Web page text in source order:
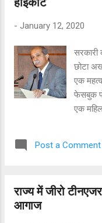
की
दिया
- January 12, 2020
सरकारी
छोटा
एक
फेसबुक
एक
रूल्स,
कुरैशी ने
Post a Comment
राज्य में जीरो
आगाज